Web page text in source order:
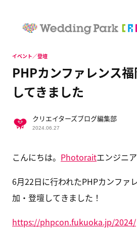
PHPカンファレンス
してきました
イベント／登壇
クリエイターズブログ編集部
2024.06.27
こんにちは。 Photoraitエンジニ
6月22日に行われたPHPカンファ
加・登壇してきました！
https://phpcon.fukuoka.jp/2024/